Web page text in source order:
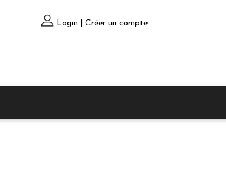
Login | Créer un compte